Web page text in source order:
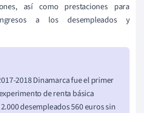
así como prestaciones para
a los desempleados y
2018 Dinamarca fue el primer
de renta básica
desempleados 560 euros sin